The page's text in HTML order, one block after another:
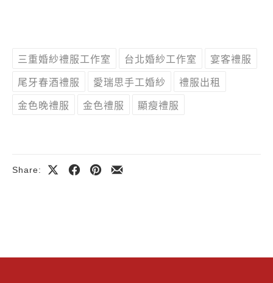
三重婚紗禮服工作室 台北婚紗工作室 宴客禮服
尾牙春酒禮服 愛瑞思手工婚紗 禮服出租
金色晚禮服 金色禮服 顯瘦禮服
Share: